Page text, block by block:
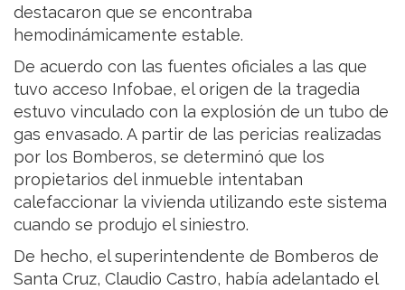
destacaron que se encontraba
hemodinámicamente estable.
De acuerdo con las fuentes oficiales a las que
tuvo acceso Infobae, el origen de la tragedia
estuvo vinculado con la explosión de un tubo de
gas envasado. A partir de las pericias realizadas
por los Bomberos, se determinó que los
propietarios del inmueble intentaban
calefaccionar la vivienda utilizando este sistema
cuando se produjo el siniestro.
De hecho, el superintendente de Bomberos de
Santa Cruz, Claudio Castro, había adelantado el